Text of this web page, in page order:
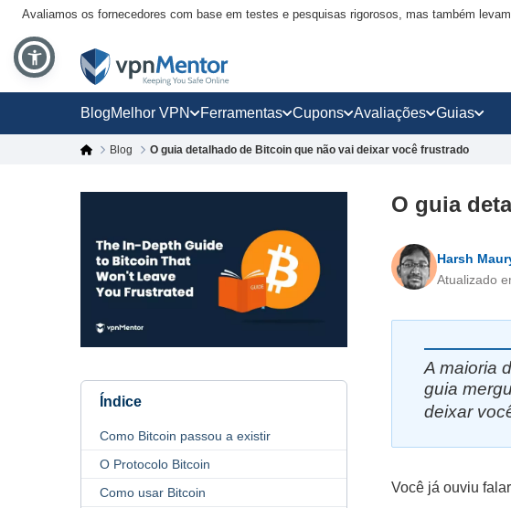
Avaliamos os fornecedores com base em testes e pesquisas rigorosos, mas também
BlogMelhor VPN Ferramentas Cupons Avaliações Guias
Blog O guia detalhado de Bitcoin que não vai deixar você frustrado
O guia
Harsh
Atualizado
A maioria
guia
deixar
Você já ouviu
Índice
Como Bitcoin passou a existir
O Protocolo Bitcoin
Como usar Bitcoin